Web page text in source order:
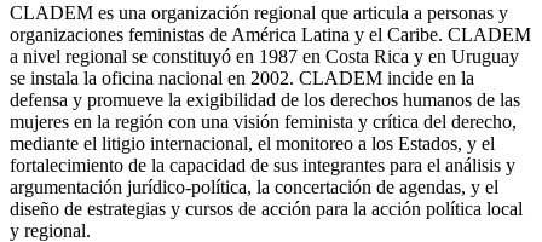
CLADEM es una organización regional que articula a personas y
organizaciones feministas de América Latina y el Caribe. CLADEM
a nivel regional se constituyó en 1987 en Costa Rica y en Uruguay
se instala la oficina nacional en 2002. CLADEM incide en la
defensa y promueve la exigibilidad de los derechos humanos de las
mujeres en la región con una visión feminista y crítica del derecho,
mediante el litigio internacional, el monitoreo a los Estados, y el
fortalecimiento de la capacidad de sus integrantes para el análisis y
argumentación jurídico-política, la concertación de agendas, y el
diseño de estrategias y cursos de acción para la acción política local
y regional.